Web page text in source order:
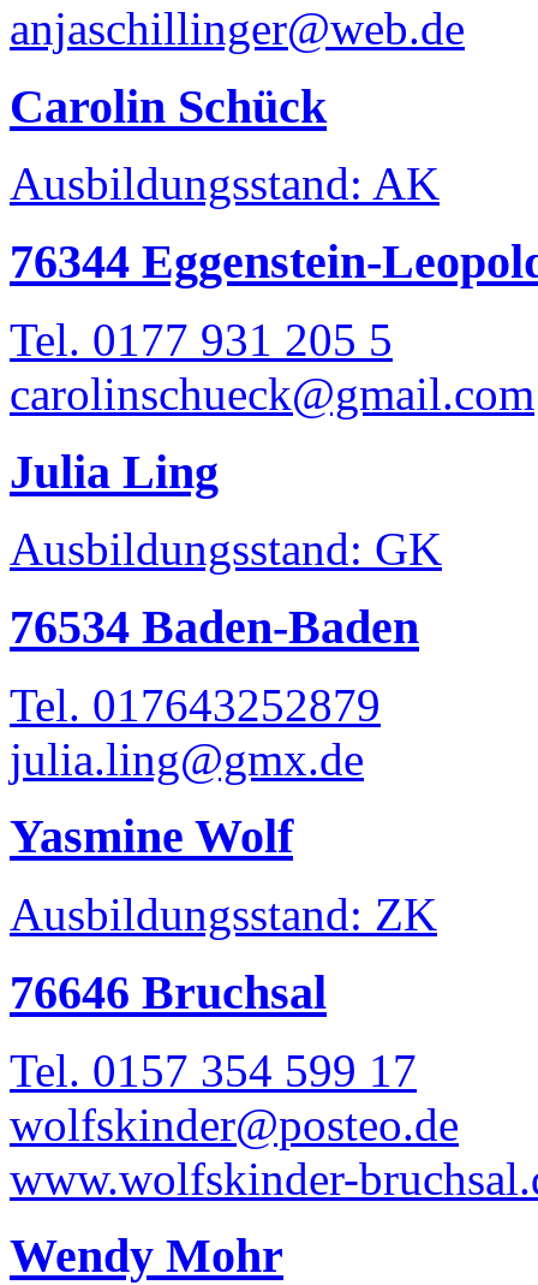
anjaschillinger@web.de
Carolin Schück
Ausbildungsstand: AK
76344 Eggenstein-
Tel. 0177 931 205 5
carolinschueck@gmail.com
Julia Ling
Ausbildungsstand: GK
76534 Baden-Baden
Tel. 017643252879
julia.ling@gmx.de
Yasmine Wolf
Ausbildungsstand: ZK
76646 Bruchsal
Tel. 0157 354 599 17
wolfskinder@posteo.de
www.wolfskinder-
Wendy Mohr